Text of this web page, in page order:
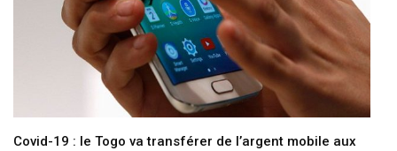
Covid-19 : le Togo va transférer de l’argent mobile aux